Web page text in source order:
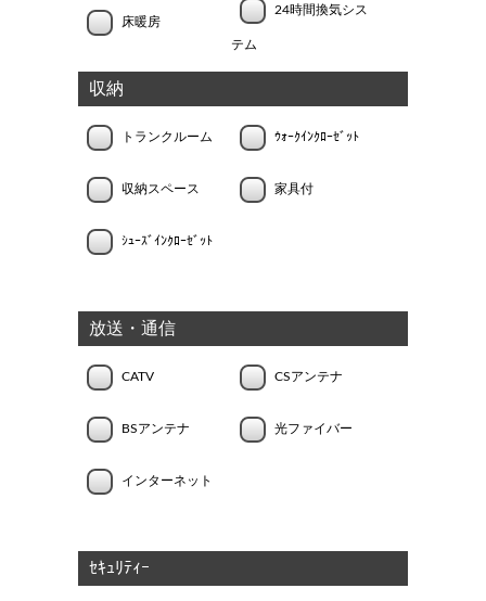
床暖房
24時間換気シス
テム
収納
トランクルーム ｳｫｰｸｲﾝｸﾛｰｾﾞｯﾄ
収納スペース 家具付
ｼｭｰｽﾞｲﾝｸﾛｰｾﾞｯﾄ
放送・通信
CATV CSアンテナ
BSアンテナ 光ファイバー
インターネット
ｾｷｭﾘﾃｨｰ